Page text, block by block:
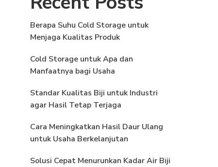
Berapa Suhu Cold Storage untuk
Menjaga Kualitas Produk
Cold Storage untuk Apa dan
Manfaatnya bagi Usaha
Standar Kualitas Biji untuk Industri
agar Hasil Tetap Terjaga
Cara Meningkatkan Hasil Daur Ulang
untuk Usaha Berkelanjutan
Solusi Cepat Menurunkan Kadar Air Biji